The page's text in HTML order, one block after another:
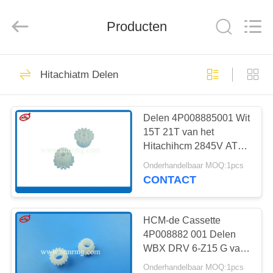
HUIS
PRODUCTEN
FABRIEKSTOCHT
KWALITEITSCONTROLE
Technology
Rights
ATM-
Vervangstukken
932
ATM-machinedelen
831
Producten
Hitachiatm Delen
Delen 4P008885001 Wit
15T 21T van het
Hitachihcm 2845V ATM
materiaal Toestel
Onderhandelbaar MOQ:1pcs
CONTACT
HCM-de Cassette
4P008882 001 Delen
WBX DRV 6-Z15 G van
Rb van Hitachi ATM
Onderhandelbaar MOQ:1pcs